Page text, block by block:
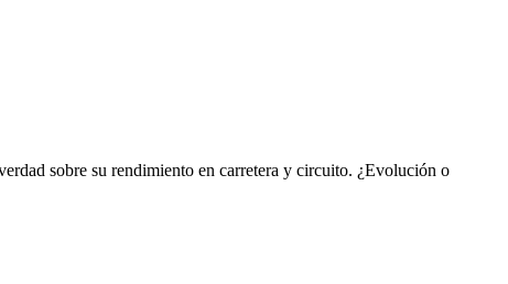
sobre su rendimiento en carretera y circuito. ¿Evolución o